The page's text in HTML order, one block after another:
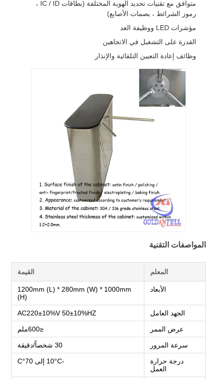
متوافق مع تقنيات تحديد الهوية المختلفة (بطاقات IC / ID ،
رموز الشرائط ، بصمات الأصابع)
مؤشرات LED ووظيفة العد
القدرة على التشغيل في الاتجاهين
وظائف إعادة التعيين التلقائية والإنذار
المواصفات التقنية
المعلم القيمة
الأبعاد
1200mm (L) * 280mm (W) * 1000mm
(H)
الجهد العامل AC220±10%V 50±10%HZ
عرض الممر ≤600ملم
سرعة المرور 30 شخصاً/دقيقة
درجة حرارة
العمل
-10°C إلى 70°C